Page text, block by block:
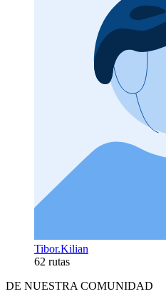
Tibor.Kilian
62 rutas
DE NUESTRA COMUNIDAD